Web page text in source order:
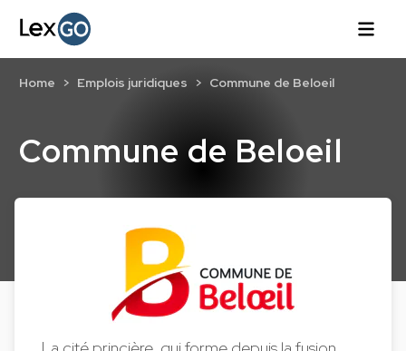
Commune de Beloeil
Home Emplois juridiques Commune de Beloeil